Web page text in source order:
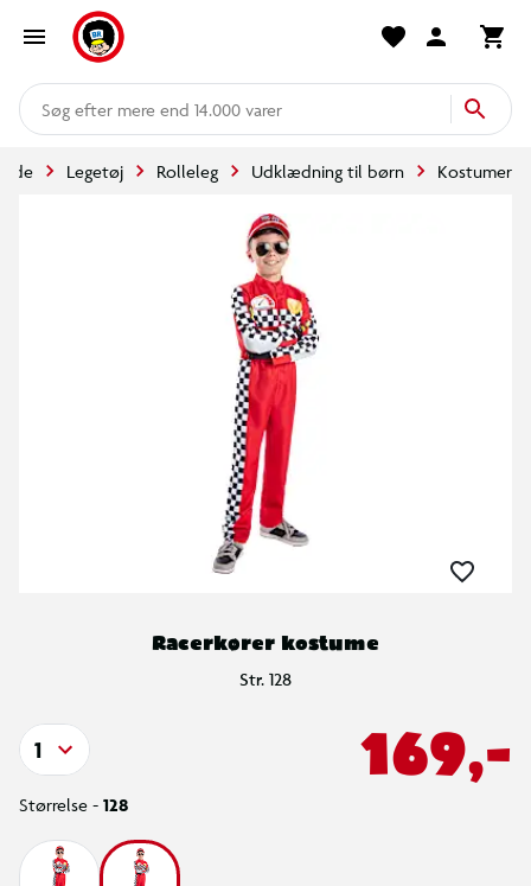
mere end 14.000 varer
Legetøj Rolleleg Udklædning til børn Kostumer
Racerkører kostume
Str. 128
Størrelse - 128
169,-
1